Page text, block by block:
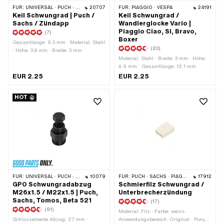
FÜR: UNIVERSAL · PUCH · SACHS · ZÜNDAPP BELMONDO · HERCULES · ZÜNDAPP 20707
Keil Schwungrad | Puch /
Sachs / Zündapp
(7)
Gesamtlänge: 9.3 mm · Material: Stahl
· Höhe: 3.8 mm · Breite: 3 mm
EUR 2.25
FÜR: PIAGGIO · VESPA 24191
Keil Schwungrad /
Wandlerglocke Vario |
Piaggio Ciao, SI, Bravo,
Boxer
(23)
Material: Stahl · Breite: 3 mm · Höhe:
4.9 mm · Gesamtlänge: 12.1 mm
EUR 2.25
HOT
FÜR: UNIVERSAL · PUCH · SACHS · PONY / CILO (BETA 521 & 512) · ZÜNDAPP BELMONDO · TOMOS · DKW · HERCULES · KREIDLER · ZÜNDAPP · KTM · RIXE 10079
GPO Schwungradabzug
M26x1.5 / M22x1.5 | Puch,
Sachs, Tomos, Beta 521
(91)
Schlüsselweite Abzug: 27 mm ·
FÜR: PUCH · SACHS · PIAGGIO · ZÜNDAPP BELMONDO · TOMOS · DKW · HERCULES · ILO / JLO · KREIDLER · ZÜNDAPP · KTM · RIXE 17912
Schmierfilz Schwungrad /
Unterbrecherzündung
(17)
Material: Filz · Farbe: weiss ·
Anwendungsbereich: Original · Pony